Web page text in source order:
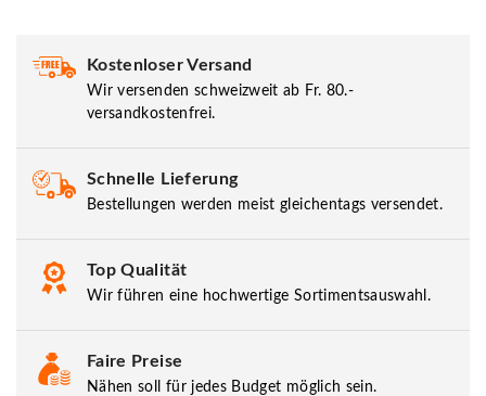
Kostenloser Versand
Wir versenden schweizweit ab Fr. 80.-
versandkostenfrei.
Schnelle Lieferung
Bestellungen werden meist gleichentags versendet.
Top Qualität
Wir führen eine hochwertige Sortimentsauswahl.
Faire Preise
Nähen soll für jedes Budget möglich sein.